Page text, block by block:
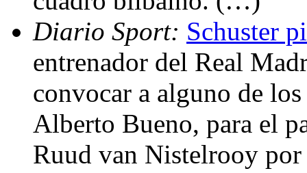
Diario Sport: Schuster
entrenador del Real
convocar a alguno de
Alberto Bueno, para el
Ruud van Nistelrooy por